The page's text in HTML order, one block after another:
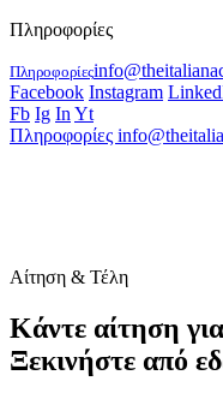
Πληροφορίες
Πληροφορίες
Facebook Instagram
Fb Ig In Yt
Πληροφορίες
Αίτηση & Τέλη
Κάντε αίτηση
Ξεκινήστε από